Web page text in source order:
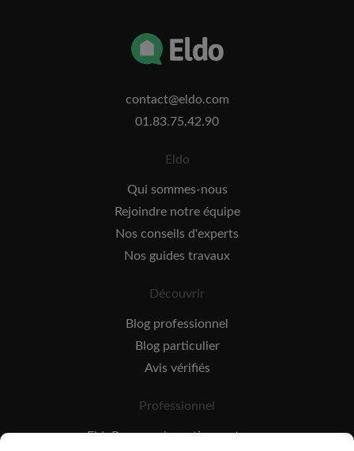
contact@eldo.com
01.83.75.42.90
Eldo
Qui sommes-nous
Rejoindre notre équipe
Nos conseils d'experts
Nos guides travaux
Découvrir
Blog professionnel
Blog particulier
Avis vérifiés
Professionnel
EldoPro pour les artisans et pros